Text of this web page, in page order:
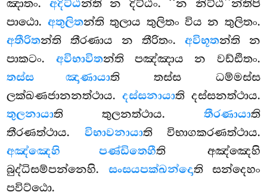
ඤාතං. අදිට්ඨන්ති න දිට්ඨං. ‘‘න නිට්ඨ’’න්තිපි
පාඨො. අතුලිතන්ති තුලාය තුලිතං විය න තුලිතං.
අතීරිතන්ති තීරණාය න තීරිතං. අවිභූතන්ති න
පාකටං. අවිභාවිතන්ති පඤ්ඤාය න වඩ්ඪිතං.
තස්ස ඤාණායාති තස්ස ධම්මස්ස
ලක්ඛණජානනත්ථාය. දස්සනායාති දස්සනත්ථාය.
තුලනායාති තුලනත්ථාය. තීරණායාති
තීරණත්ථාය. විභාවනායාති විභාගකරණත්ථාය.
අඤ්ඤෙහි පණ්ඩිතෙහීති අඤ්ඤෙහි
බුද්ධිසම්පන්නෙහි. සංසයපක්ඛන්දොති සන්දෙහං
පවිට්ඨො.